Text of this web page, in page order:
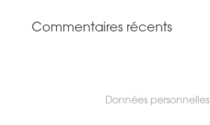
Commentaires récents
Données personnelles